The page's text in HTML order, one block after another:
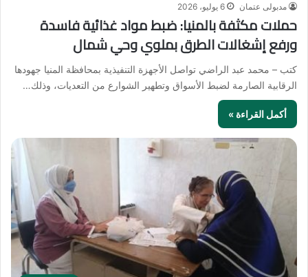
مدبولى عتمان 6 يوليو، 2026
حملات مكثفة بالمنيا: ضبط مواد غذائية فاسدة
ورفع إشغالات الطرق بملوي وحي شمال
كتب – محمد عبد الراضي تواصل الأجهزة التنفيذية بمحافظة المنيا جهودها
الرقابية الصارمة لضبط الأسواق وتطهير الشوارع من التعديات، وذلك…
أكمل القراءة »